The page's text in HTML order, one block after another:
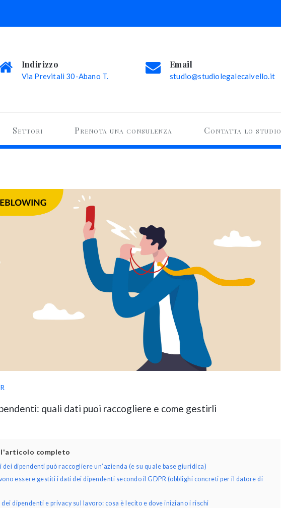
Indirizzo
Via Previtali 30-Abano T.
Email
studio@studiolegalecalvello.it
Settori Prenota una consulenza Contatta lo studio
quali dati puoi raccogliere e come gestirli
completo
dipendenti può raccogliere un’azienda (e su quale base giuridica)
essere gestiti i dati dei dipendenti secondo il GDPR (obblighi concreti per il datore di
dipendenti e privacy sul lavoro: cosa è lecito e dove iniziano i rischi